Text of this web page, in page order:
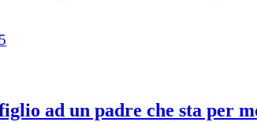
ad un padre che sta per